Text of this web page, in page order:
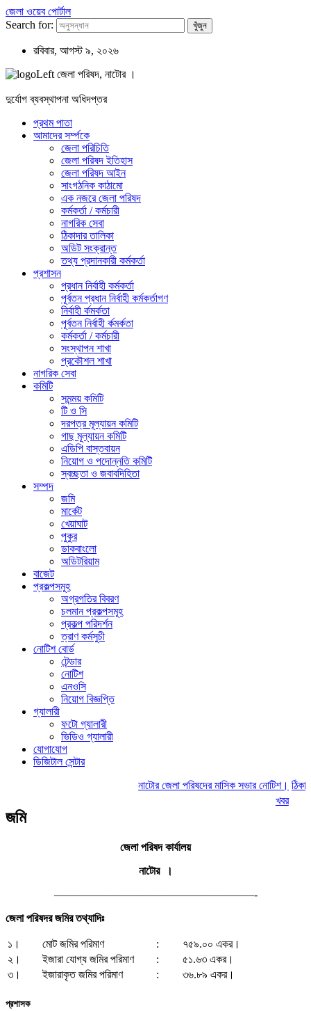
জেলা ওয়েব পোর্টাল
Search for:
রবিবার, আগস্ট ৯, ২০২৬
জেলা পরিষদ, নাটোর ।
দুর্যোগ ব্যবস্থাপনা অধিদপ্তর
প্রথম পাতা
আমাদের সর্ম্পকে
জেলা পরিচিতি
জেলা পরিষদ ইতিহাস
জেলা পরিষদ আইন
সাংগঠনিক কাঠামো
এক নজরে জেলা পরিষদ
কর্মকর্তা / কর্মচারী
নাগরিক সেবা
ঠিকাদার তালিকা
অডিট সংক্রান্ত
তথ্য প্রদানকারী কর্মকর্তা
প্রশাসন
প্রধান নির্বাহী কর্মকর্তা
পূর্বতন প্রধান নির্বাহী কর্মকর্তাগণ
নির্বাহী র্কমর্কতা
পূর্বতন নির্বাহী র্কমর্কতা
কর্মকর্তা / কর্মচারী
সংস্থাপন শাখা
প্রকৌশল শাখা
নাগরিক সেবা
কমিটি
সমন্ময় কমিটি
টি ও সি
দরপত্র মূল্যায়ন কমিটি
গাছ মূল্যায়ন কমিটি
এডিপি বাস্তবায়ন
নিয়োগ ও পদোন্নতি কমিটি
স্বচ্ছতা ও জবাবদিহিতা
সম্পদ
জমি
মার্কেট
খেয়াঘাট
পুকুর
ডাকবাংলো
অডিটরিয়াম
বাজেট
প্রকল্পসমূহ
অগ্রগতির বিবরণ
চলমান প্রকল্পসমূহ
প্রকল্প পরিদর্শন
ত্রাণ কর্মসুচী
নোটিশ বোর্ড
টেন্ডার
নোটিশ
এনওসি
নিয়োগ বিজ্ঞপ্তি
গ্যালারী
ফটো গ্যালারী
ভিডিও গ্যালারী
যোগাযোগ
ডিজিটাল সেন্টার
নাটোর জেলা পরিষদের মাসিক সভার নোটিশ।
খবর
জমি
জেলা পরিষদ কার্যালয়
নাটোর ।
——————————————————-
জেলাপরিষদরজমির তথ্যাদিঃ
১। মোট জমির পরিমাণ :
৭৫৯.০০ একর।
২।
ইজারা যোগ্য জমির পরিমাণ :
৫১.৬৩ একর।
৩।
ইজারাকৃত জমির পরিমাণ : ৩৬.৮৯ একর।
প্রশাসক